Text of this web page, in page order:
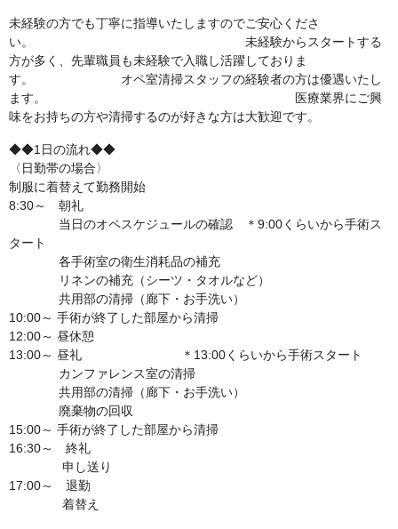
未経験の方でも丁寧に指導いたしますのでご安心くださ
い。 未経験からスタートする
方が多く、先輩職員も未経験で入職し活躍しておりま
す。 オペ室清掃スタッフの経験者の方は優遇いたし
ます。 医療業界にご興
味をお持ちの方や清掃するのが好きな方は大歓迎です。
◆◆1日の流れ◆◆
〈日勤帯の場合〉
制服に着替えて勤務開始
8:30～ 朝礼
当日のオペスケジュールの確認 ＊9:00くらいから手術ス
タート
各手術室の衛生消耗品の補充
リネンの補充（シーツ・タオルなど）
共用部の清掃（廊下・お手洗い）
10:00～ 手術が終了した部屋から清掃
12:00～ 昼休憩
13:00～ 昼礼 ＊13:00くらいから手術スタート
カンファレンス室の清掃
共用部の清掃（廊下・お手洗い）
廃棄物の回収
15:00～ 手術が終了した部屋から清掃
16:30～ 終礼
申し送り
17:00～ 退勤
着替え